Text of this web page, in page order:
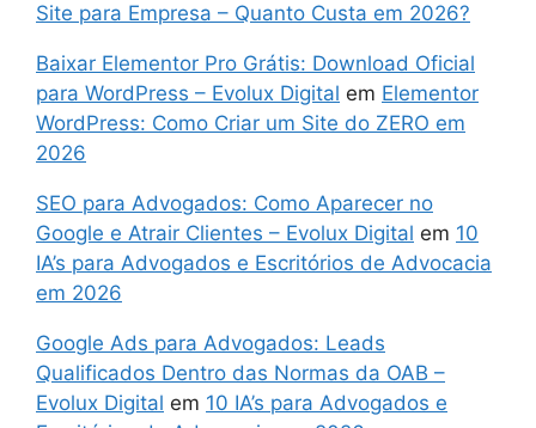
Site para Empresa – Quanto Custa em 2026?
Baixar Elementor Pro Grátis: Download Oficial
para WordPress – Evolux Digital em Elementor
WordPress: Como Criar um Site do ZERO em
2026
SEO para Advogados: Como Aparecer no
Google e Atrair Clientes – Evolux Digital em 10
IA’s para Advogados e Escritórios de Advocacia
em 2026
Google Ads para Advogados: Leads
Qualificados Dentro das Normas da OAB –
Evolux Digital em 10 IA’s para Advogados e